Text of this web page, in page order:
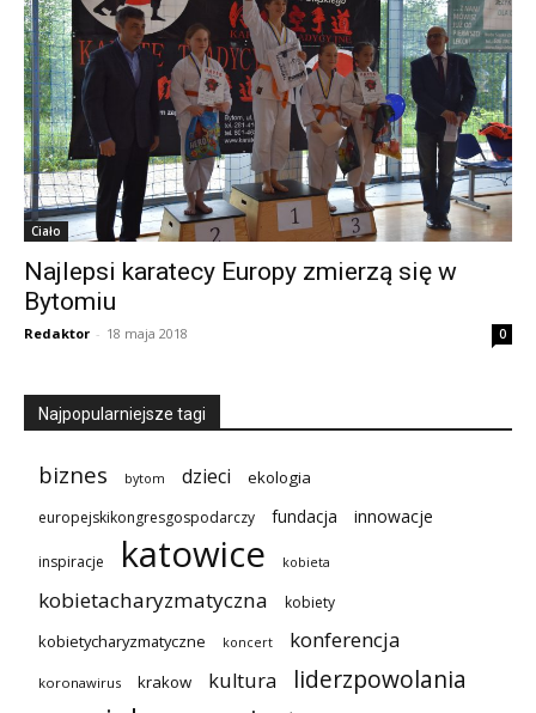
Ciało
Najlepsi karatecy Europy zmierzą się w
Bytomiu
Redaktor - 18 maja 2018 0
Najpopularniejsze tagi
biznes bytom dzieci ekologia
europejskikongresgospodarczy fundacja innowacje
inspiracje katowice kobieta
kobietacharyzmatyczna kobiety
kobietycharyzmatyczne koncert konferencja
koronawirus krakow kultura liderzpowolania